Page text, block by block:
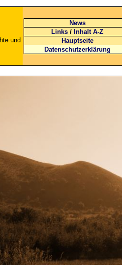
und
News
Links / Inhalt A-Z
Hauptseite
Datenschutzerklärung